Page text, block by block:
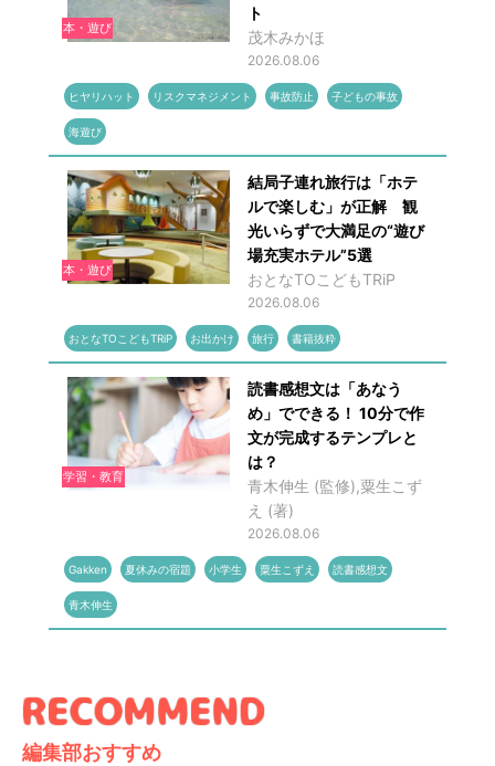
本・遊び
ト
茂木みかほ
2026.08.06
ヒヤリハット リスクマネジメント 事故防止 子どもの事故
海遊び
本・遊び
結局子連れ旅行は「ホテ
ルで楽しむ」が正解 観
光いらずで大満足の“遊び
場充実ホテル”5選
おとなTOこどもTRiP
2026.08.06
おとなTOこどもTRiP お出かけ 旅行 書籍抜粋
学習・教育
読書感想文は「あなう
め」でできる！ 10分で作
文が完成するテンプレと
は？
青木伸生 (監修),粟生こず
え (著)
2026.08.06
Gakken 夏休みの宿題 小学生 粟生こずえ 読書感想文
青木伸生
編集部おすすめ